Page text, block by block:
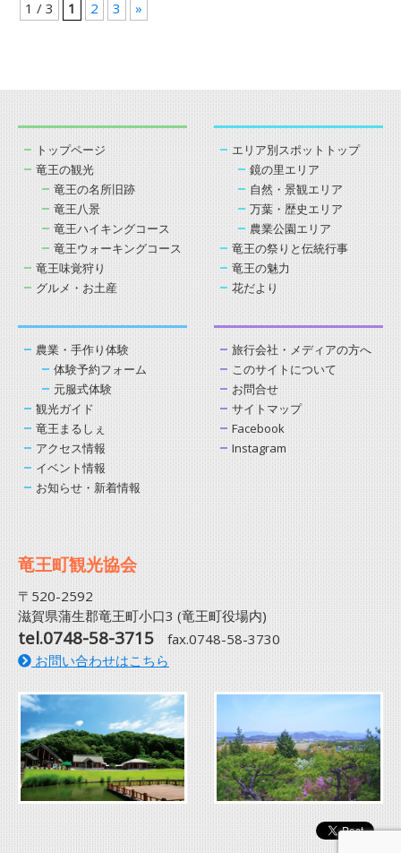
1 / 3 1 2 3 »
トップページ
竜王の観光
竜王の名所旧跡
竜王八景
竜王ハイキングコース
竜王ウォーキングコース
竜王味覚狩り
グルメ・お土産
エリア別スポットトップ
鏡の里エリア
自然・景観エリア
万葉・歴史エリア
農業公園エリア
竜王の祭りと伝統行事
竜王の魅力
花だより
農業・手作り体験
体験予約フォーム
元服式体験
観光ガイド
竜王まるしぇ
アクセス情報
イベント情報
お知らせ・新着情報
旅行会社・メディアの方へ
このサイトについて
お問合せ
サイトマップ
Facebook
Instagram
竜王町観光協会
〒520-2592
滋賀県蒲生郡竜王町小口3 (竜王町役場内)
tel.0748-58-3715 fax.0748-58-3730
お問い合わせはこちら